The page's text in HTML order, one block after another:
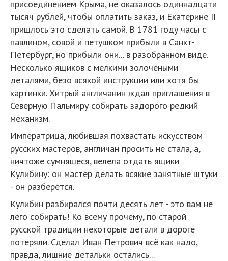
присоединением Крыма, не оказалось одиннадцати
тысяч рублей, чтобы оплатить заказ, и Екатерине II
пришлось это сделать самой. В 1781 году часы с
павлином, совой и петушком прибыли в Санкт-
Петербург, но прибыли они... в разобранном виде.
Несколько ящиков с мелкими золочёными
деталями, безо всякой инструкции или хотя бы
картинки. Хитрый англичанин ждал приглашения в
Северную Пальмиру собирать задорого редкий
механизм.
Императрица, любившая похвастать искусством
русских мастеров, англичан просить не стала, а,
ничтоже сумняшеся, велела отдать ящики
Кулибину: он мастер делать всякие занятные штуки
- он разберётся.
Кулибин разбирался почти десять лет - это вам не
лего собирать! Ко всему прочему, по старой
русской традиции некоторые детали в дороге
потеряли. Сделал Иван Петрович всё как надо,
правда, лишние детальки остались...